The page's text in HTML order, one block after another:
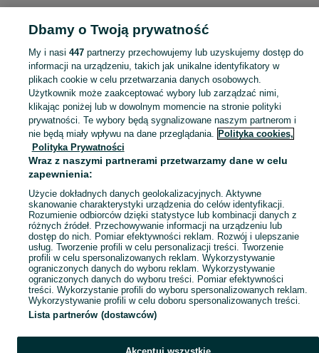
Mapa kategorii
Mapa miejscowości
Mapa ministron
Popularne wyszukiwania
Dbamy o Twoją prywatność
My i nasi 447partnerzy przechowujemy lub uzyskujemy dostęp do
informacji na urządzeniu, takich jak unikalne identyfikatory w
plikach cookie w celu przetwarzania danych osobowych.
Użytkownik może zaakceptować wybory lub zarządzać nimi,
klikając poniżej lub w dowolnym momencie na stronie polityki
prywatności. Te wybory będą sygnalizowane naszym partnerom i
nie będą miały wpływu na dane przeglądania. Polityka cookies,
Polityka Prywatności
Wraz z naszymi partnerami przetwarzamy dane w celu
zapewnienia:
Użycie dokładnych danych geolokalizacyjnych. Aktywne
skanowanie charakterystyki urządzenia do celów identyfikacji.
Rozumienie odbiorców dzięki statystyce lub kombinacji danych z
różnych źródeł. Przechowywanie informacji na urządzeniu lub
dostęp do nich. Pomiar efektywności reklam. Rozwój i ulepszanie
usług. Tworzenie profili w celu personalizacji treści. Tworzenie
profili w celu spersonalizowanych reklam. Wykorzystywanie
ograniczonych danych do wyboru reklam. Wykorzystywanie
ograniczonych danych do wyboru treści. Pomiar efektywności
treści. Wykorzystanie profili do wyboru spersonalizowanych reklam.
Wykorzystywanie profili w celu doboru spersonalizowanych treści.
Lista partnerów (dostawców)